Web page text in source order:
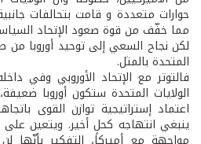
حوارات متعددة و قامت بتحالفات
مما خفّف من قوة صعود الإتحاد
لكن نجاح السعي إلى توحيد أوروبا من
المتحدة بالمثل.
فالتوتر مع الإتحاد الأوروبي وفي
الولايات المتحدة ستكون أوروبا
اعتماد إستراتيجية توازن القوى
ينبغي انتهاجه كحلٍ أخير. ويتعين